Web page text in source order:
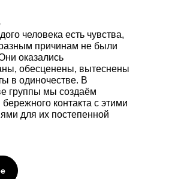
человека есть чувства,
причинам не были
оказались
обесценены, вытеснены
в одиночестве. В
группы мы создаём
контакта с этими
для их постепенной